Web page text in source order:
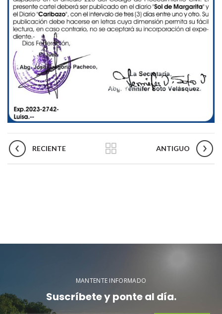
RECIENTE ANTIGUO
MANTENTE INFORMADO
Suscríbete y ponte al día.